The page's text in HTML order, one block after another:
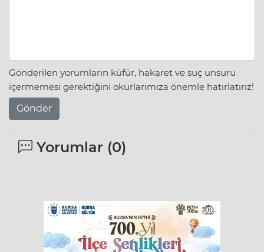
Gönderilen yorumların küfür, hakaret ve suç unsuru
içermemesi gerektiğini okurlarımıza önemle hatırlatırız!
Gönder
Yorumlar (0)